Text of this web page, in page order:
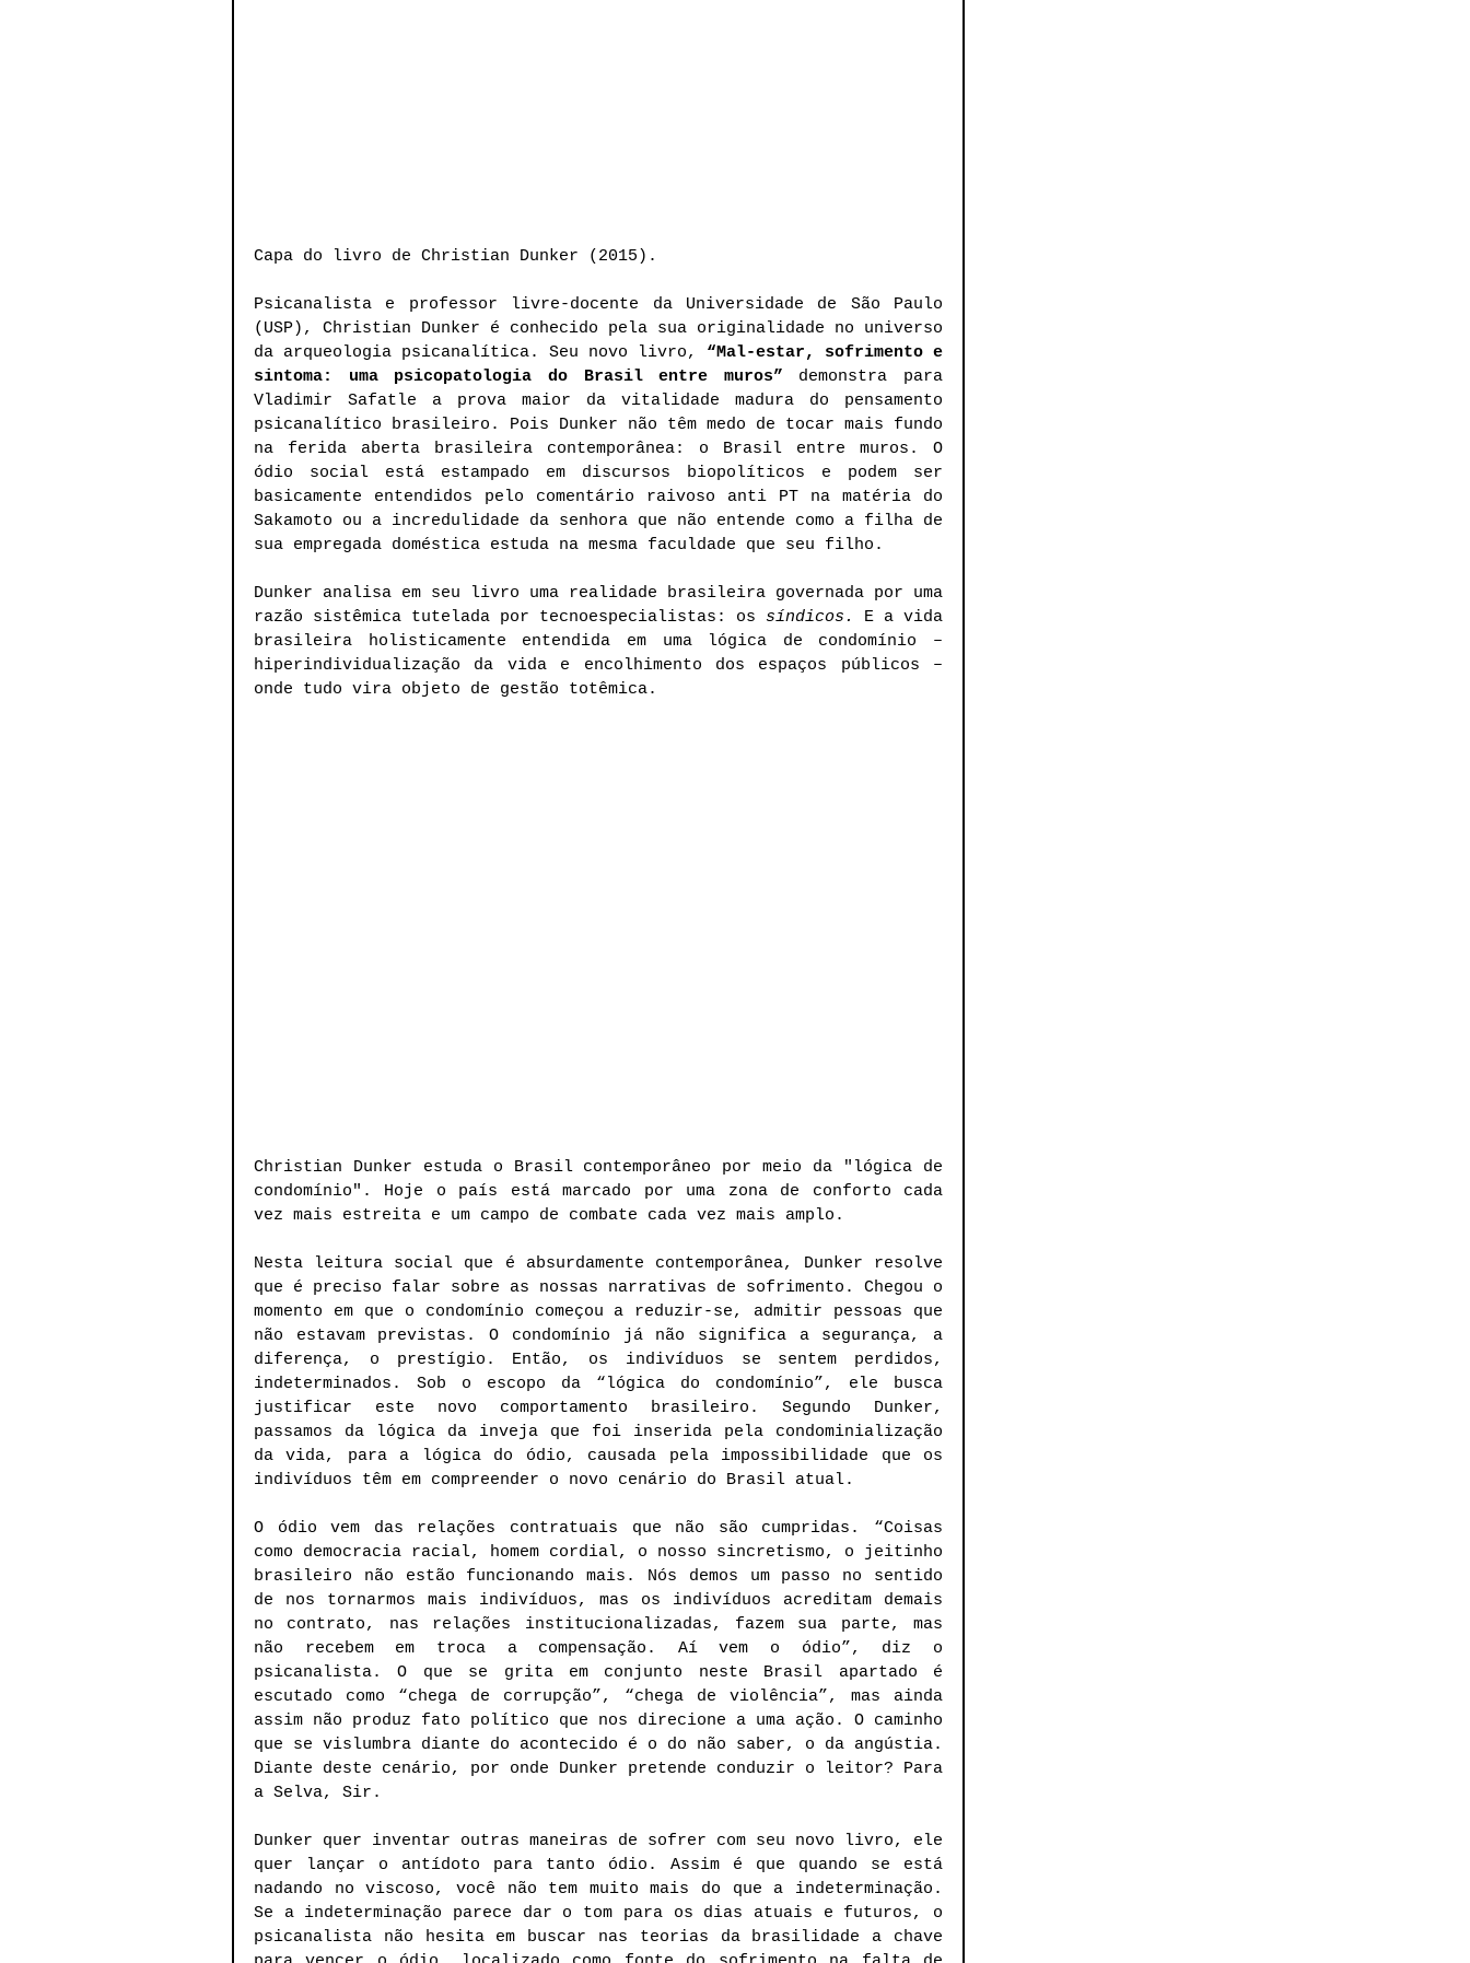
Capa do livro de Christian Dunker (2015).
Psicanalista e professor livre-docente da Universidade de São Paulo
(USP), Christian Dunker é conhecido pela sua originalidade no universo
da arqueologia psicanalítica. Seu novo livro, “Mal-estar, sofrimento e
sintoma: uma psicopatologia do Brasil entre muros” demonstra para
Vladimir Safatle a prova maior da vitalidade madura do pensamento
psicanalítico brasileiro. Pois Dunker não têm medo de tocar mais fundo
na ferida aberta brasileira contemporânea: o Brasil entre muros. O
ódio social está estampado em discursos biopolíticos e podem ser
basicamente entendidos pelo comentário raivoso anti PT na matéria do
Sakamoto ou a incredulidade da senhora que não entende como a filha de
sua empregada doméstica estuda na mesma faculdade que seu filho.
Dunker analisa em seu livro uma realidade brasileira governada por uma
razão sistêmica tutelada por tecnoespecialistas: os síndicos.
E a vida
brasileira holisticamente entendida em uma lógica de condomínio –
hiperindividualização da vida e encolhimento dos espaços públicos –
onde tudo vira objeto de gestão totêmica.
Christian Dunker estuda o Brasil contemporâneo por meio da "lógica de
condomínio". Hoje o país está marcado por uma zona de conforto cada
vez mais estreita e um campo de combate cada vez mais amplo.
Nesta leitura social que é absurdamente contemporânea, Dunker resolve
que é preciso falar sobre as nossas narrativas de sofrimento. Chegou o
momento em que o condomínio começou a reduzir-se, admitir pessoas que
não estavam previstas. O condomínio já não significa a segurança, a
diferença, o prestígio. Então, os indivíduos se sentem perdidos,
indeterminados. Sob o escopo da “lógica do condomínio”, ele busca
justificar este novo comportamento brasileiro. Segundo Dunker,
passamos da lógica da inveja que foi inserida pela condominialização
da vida, para a lógica do ódio, causada pela impossibilidade que os
indivíduos têm em compreender o novo cenário do Brasil atual.
O ódio vem das relações contratuais que não são cumpridas. “Coisas
como democracia racial, homem cordial, o nosso sincretismo, o jeitinho
brasileiro não estão funcionando mais. Nós demos um passo no sentido
de nos tornarmos mais indivíduos, mas os indivíduos acreditam demais
no contrato, nas relações institucionalizadas, fazem sua parte, mas
não recebem em troca a compensação. Aí vem o ódio”, diz o
psicanalista. O que se grita em conjunto neste Brasil apartado é
escutado como “chega de corrupção”, “chega de violência”, mas ainda
assim não produz fato político que nos direcione a uma ação. O caminho
que se vislumbra diante do acontecido é o do não saber, o da angústia.
Diante deste cenário, por onde Dunker pretende conduzir o leitor? Para
a Selva, Sir.
Dunker quer inventar outras maneiras de sofrer com seu novo livro, ele
quer lançar o antídoto para tanto ódio. Assim é que quando se está
nadando no viscoso, você não tem muito mais do que a indeterminação.
Se a indeterminação parece dar o tom para os dias atuais e futuros, o
psicanalista não hesita em buscar nas teorias da brasilidade a chave